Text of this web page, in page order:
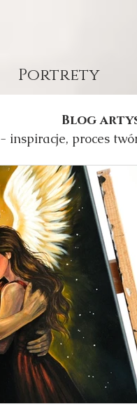
Portrety
Blog
- inspiracje, proces